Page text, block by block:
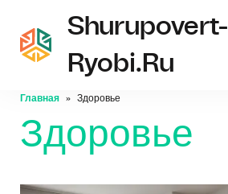
Shurupovert-
Ryobi.ru
Главная Здоровье
Здоровье